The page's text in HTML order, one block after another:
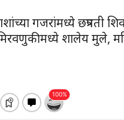
गजरांमध्ये छत्रपती
शालेय मुले,